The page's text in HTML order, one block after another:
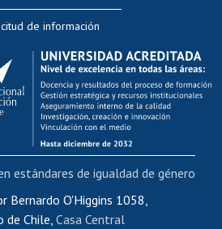
docente
académica
al AUCAI
os
internos de capacitación
del personal
de movilidad interna
de renta
de renta honorarios
de información
Bernardo O'Higgins 1058,
de Chile,Casa Central
estándares de igualdad de género